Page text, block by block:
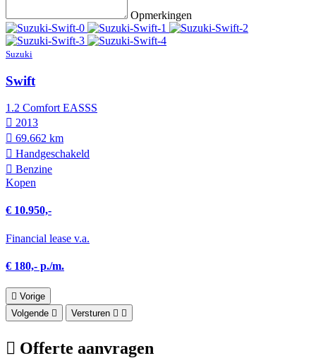
Opmerkingen
Suzuki
Swift
1.2 Comfort EASSS
2013
69.662 km
Hand­geschakeld
Benzine
Kopen
€ 10.950,-
Financial lease v.a.
€ 180,- p./m.
Vorige
Volgende
Versturen
Offerte aanvragen